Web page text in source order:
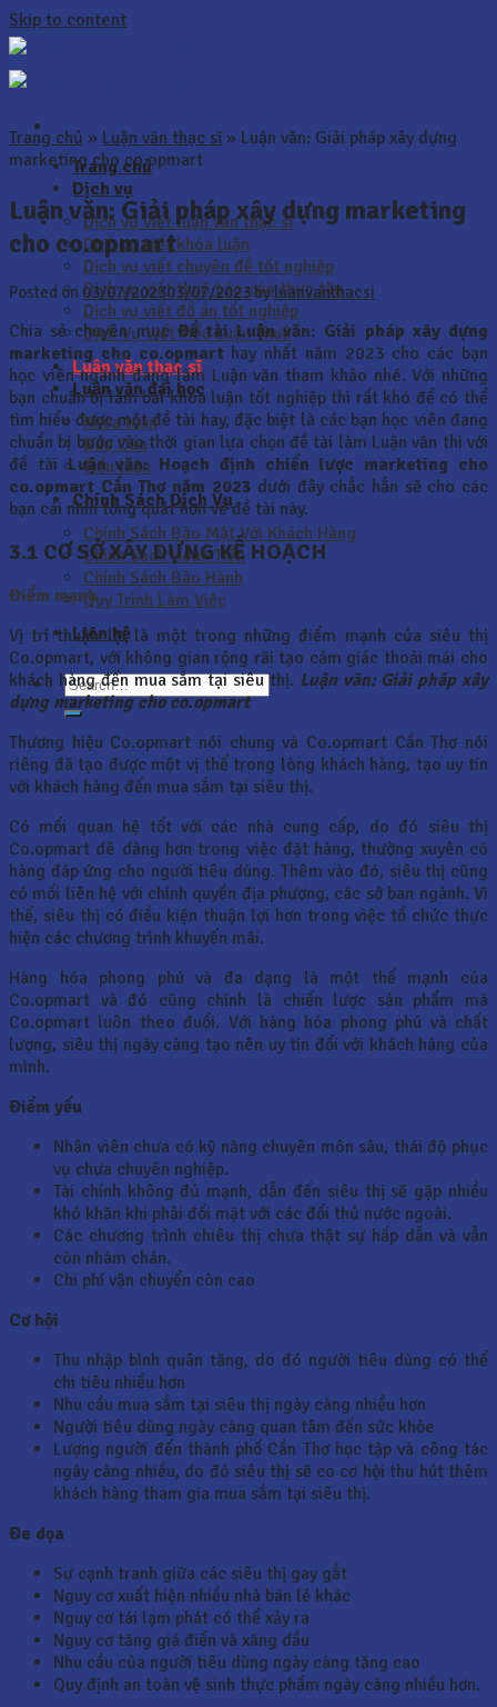
Skip to content
Trang chủ
Dịch vụ
Dịch vụ viết luận văn thạc sĩ
Dịch vụ viết khóa luận
Dịch vụ viết chuyên đề tốt nghiệp
Dịch vụ viết thuê báo cáo thực tập
Dịch vụ viết đồ án tốt nghiệp
Dịch Vụ Viết Tiểu Luận Thuê
Luận văn thạc sĩ
Luận văn đại học
Khóa luận
Báo Cáo
Tiểu luận
Chính Sách Dịch Vụ
Chính Sách Bảo Mật Với Khách Hàng
Chính Sách Hoàn Tiền
Chính Sách Bảo Hành
Quy Trình Làm Việc
Liên hệ
Trang chủ » Luận văn thạc sĩ» Luận văn: Giải pháp xây dựng
marketing cho co.opmart
Luận văn: Giải pháp xây dựng marketing
cho co.opmart
Posted on 03/07/202303/07/2023byluanvanthacsi
Chia sẻ chuyên mụcĐề tài Luận văn: Giải pháp xây dựng
marketing cho co.opmart hay nhất năm 2023 cho các bạn
học viên ngành đang làm Luận văn tham khảo nhé. Với những
bạn chuẩn bị làm bài khóa luận tốt nghiệp thì rất khó để có thể
tìm hiểu được một đề tài hay, đặc biệt là các bạn học viên đang
chuẩn bị bước vào thời gian lựa chọn đề tài làm Luận văn thì với
đề tàiLuận văn: Hoạch định chiến lược marketing cho
co.opmart Cần Thơ năm 2023 dưới đây chắc hẳn sẽ cho các
bạn cái nhìn tổng quát hơn về đề tài này.
3.1 CƠ SỞ XÂY DỰNG KẾ HOẠCH
Điểm mạnh
Vị trí thuận lợi là một trong những điểm mạnh của siêu thị
Co.opmart, với không gian rộng rãi tạo cảm giác thoải mái cho
khách hàng đến mua sắm tại siêu thị. Luận văn: Giải pháp xây
dựng marketing cho co.opmart
Thương hiệu Co.opmart nói chung và Co.opmart Cần Thơ nói
riêng đã tạo được một vị thế trong lòng khách hàng, tạo uy tín
với khách hàng đến mua sắm tại siêu thị.
Có mối quan hệ tốt với các nhà cung cấp, do đó siêu thị
Co.opmart dê dàng hơn trong việc đặt hàng, thường xuyên có
hàng đáp ứng cho người tiêu dùng. Thêm vào đó, siêu thị cũng
có mối liên hệ với chính quyền địa phương, các sở ban ngành. Vì
thế, siêu thị có điều kiện thuận lợi hơn trong việc tổ chức thực
hiện các chương trình khuyến mãi.
Hàng hóa phong phú và đa dạng là một thế mạnh của
Co.opmart và đó cũng chính là chiến lược sản phẩm mà
Co.opmart luôn theo đuổi. Với hàng hóa phong phú và chất
lượng, siêu thị ngày càng tạo nên uy tín đối với khách hàng của
mình.
Điểm yếu
Nhân viên chưa có kỹ năng chuyên môn sâu, thái độ phục
vụ chưa chuyên nghiệp.
Tài chính không đủ mạnh, dẫn đến siêu thị sẽ gặp nhiều
khó khăn khi phải đối mặt với các đối thủ nước ngoài.
Các chương trình chiêu thị chưa thật sự hấp dẫn và vẫn
còn nhàm chán.
Chi phí vận chuyển còn cao
Cơ hội
Thu nhập bình quân tăng, do đó người tiêu dùng có thể
chi tiêu nhiều hơn
Nhu cầu mua sắm tại siêu thị ngày càng nhiều hơn
Người tiêu dùng ngày càng quan tâm đến sức khỏe
Lượng người đến thành phố Cần Thơ học tập và công tác
ngày càng nhiều, do đó siêu thị sẽ co cơ hội thu hút thêm
khách hàng tham gia mua sắm tại siêu thị.
Đe dọa
Sự cạnh tranh giữa các siêu thị gay gắt
Nguy cơ xuất hiện nhiều nhà bán lẻ khác
Nguy cơ tái lạm phát có thể xảy ra
Nguy cơ tăng giá điển và xăng dầu
Nhu cầu của người tiêu dùng ngày càng tăng cao
Quy định an toàn vệ sinh thực phẩm ngày càng nhiều hơn.